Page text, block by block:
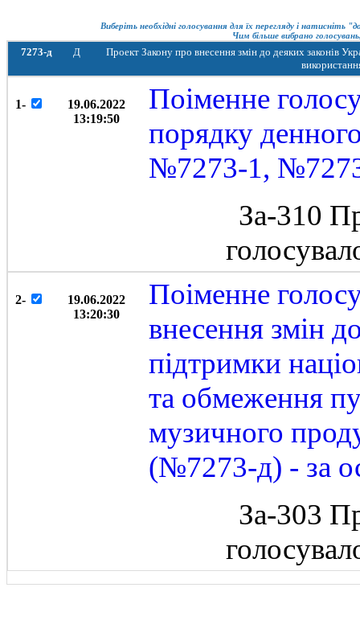
Виберіть необхідні голосування для їх перегляду і натисніть
Чим більше вибрано
7273-д Д
Проект Закону про внесення змін до деяких законів
1-
19.06.2022
13:19:50
Поіменне
порядку
№7273-1,
За-310
2-
19.06.2022
13:20:30
Поіменне
внесення змін
підтримки
та обмеження
музичного
(№7273-д) - за
За-303